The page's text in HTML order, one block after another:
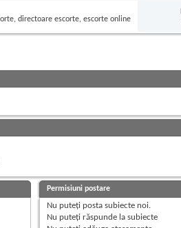
Permisiuni postare
Nu puteţi posta subiecte noi.
Nu puteţi răspunde la subiecte